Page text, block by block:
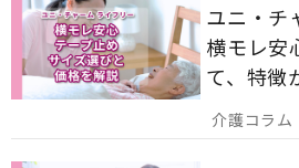
ユニ・チ
横モレ安
て、特徴
備蓄と
りやすく